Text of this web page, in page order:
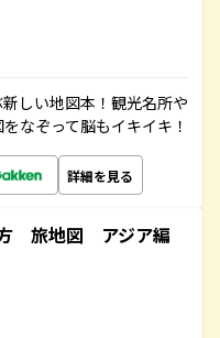
しい地図本！観光名所や
なぞって脳もイキイキ！
詳細を見る
旅地図 アジア編